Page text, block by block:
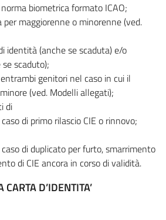
biometrica formato ICAO;
per maggiorenne o minorenne (ved.
identità (anche se scaduta) e/o
scaduto);
genitori nel caso in cui il
(ved. Modelli allegati);
di
di primo rilascio CIE o rinnovo;
di duplicato per furto, smarrimento
di CIE ancora in corso di validità.
D’IDENTITA’